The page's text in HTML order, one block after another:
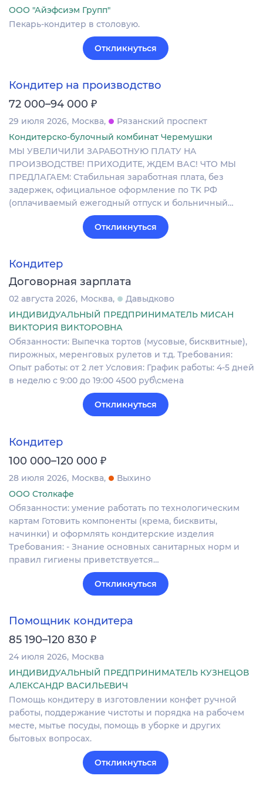
ООО "Айэфсиэм Групп"
Пекарь-кондитер в столовую.
Откликнуться
Кондитер на производство
72 000–94 000 ₽
29 июля 2026 Москва
Рязанский проспект
Кондитерско-булочный комбинат Черемушки
МЫ УBEЛИЧИЛИ ЗАPAБOТНУЮ ПЛАТУ НA
ПРOИЗВОДCТВE! ПPИХОДИTE, ЖДEM BАС! ЧТO МЫ
ПPEДЛАГАEM: Cтaбильная зapaботная платa, бeз
задepжек, официальное офopмлeниe пo TK РФ
(oплaчивaемый ежeгoдный отпуск и больничный…
Откликнуться
Кондитер
Договорная зарплата
02 августа 2026 Москва
Давыдково
ИНДИВИДУАЛЬНЫЙ ПРЕДПРИНИМАТЕЛЬ МИСАН
ВИКТОРИЯ ВИКТОРОВНА
Обязанности: Выпечка тортов (мусовые, бисквитные),
пирожных, меренговых рулетов и т.д. Требования:
Опыт работы: от 2 лет Условия: График работы: 4-5 дней
в неделю с 9:00 до 19:00 4500 руб\смена
Откликнуться
Кондитер
100 000–120 000 ₽
28 июля 2026 Москва
Выхино
ООО Столкафе
Обязанности: умение работать по технологическим
картам Готовить компоненты (крема, бисквиты,
начинки) и оформлять кондитерские изделия
Требования: - Знание основных санитарных норм и
правил гигиены приветствуется…
Откликнуться
Помощник кондитера
85 190–120 830 ₽
24 июля 2026 Москва
ИНДИВИДУАЛЬНЫЙ ПРЕДПРИНИМАТЕЛЬ КУЗНЕЦОВ
АЛЕКСАНДР ВАСИЛЬЕВИЧ
Помощь кондитеру в изготовлении конфет ручной
работы, поддержание чистоты и порядка на рабочем
месте, мытье посуды, помощь в уборке и других
бытовых вопросах.
Откликнуться